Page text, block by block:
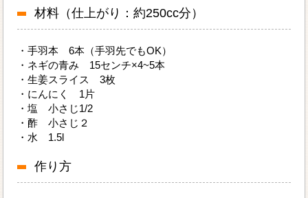
材料（仕上がり：約250cc分）
・手羽本 6本（手羽先でもOK）
・ネギの青み 15センチ×4~5本
・生姜スライス 3枚
・にんにく 1片
・塩 小さじ1/2
・酢 小さじ２
・水 1.5l
作り方